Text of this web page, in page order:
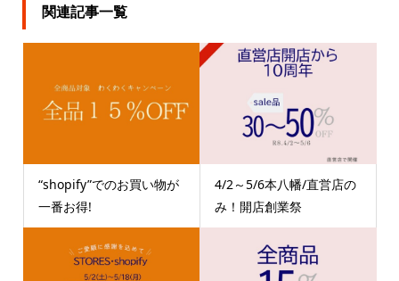
関連記事一覧
“shopify”でのお買い物が
一番お得!
4/2～5/6本八幡/直営店の
み！開店創業祭